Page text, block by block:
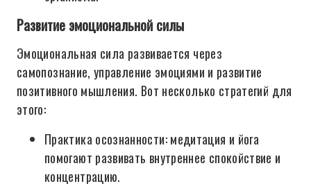
Развитие эмоциональной силы
Эмоциональная сила развивается через
самопознание, управление эмоциями и развитие
позитивного мышления. Вот несколько стратегий для
этого:
Практика осознанности: медитация и йога
помогают развивать внутреннее спокойствие и
концентрацию.